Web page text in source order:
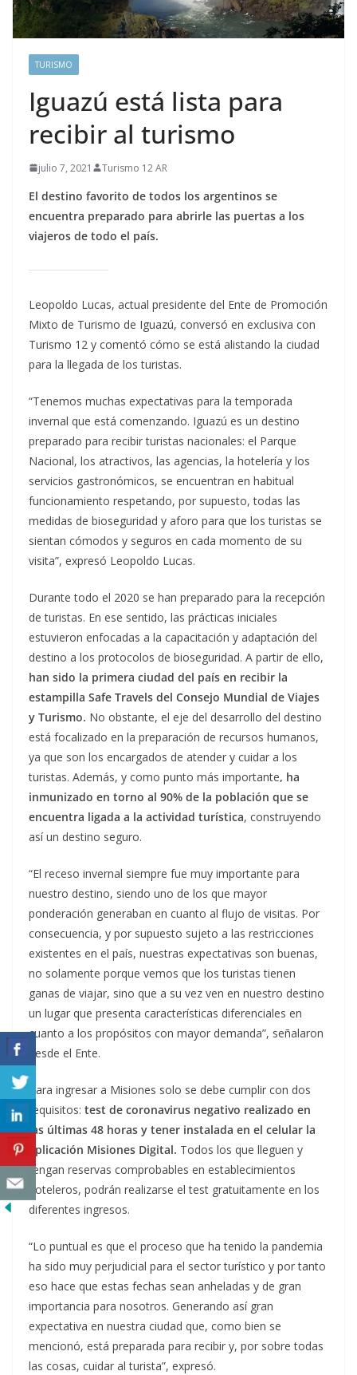
TURISMO
Iguazú está lista para
recibir al turismo
julio 7, 2021 Turismo 12 AR
El destino favorito de todos los argentinos se
encuentra preparado para abrirle las puertas a los
viajeros de todo el país.
Leopoldo Lucas, actual presidente del Ente de Promoción
Mixto de Turismo de Iguazú, conversó en exclusiva con
Turismo 12 y comentó cómo se está alistando la ciudad
para la llegada de los turistas.
“Tenemos muchas expectativas para la temporada
invernal que está comenzando. Iguazú es un destino
preparado para recibir turistas nacionales: el Parque
Nacional, los atractivos, las agencias, la hotelería y los
servicios gastronómicos, se encuentran en habitual
funcionamiento respetando, por supuesto, todas las
medidas de bioseguridad y aforo para que los turistas se
sientan cómodos y seguros en cada momento de su
visita”, expresó Leopoldo Lucas.
Durante todo el 2020 se han preparado para la recepción
de turistas. En ese sentido, las prácticas iniciales
estuvieron enfocadas a la capacitación y adaptación del
destino a los protocolos de bioseguridad. A partir de ello,
han sido la primera ciudad del país en recibir la
estampilla Safe Travels del Consejo Mundial de Viajes
y Turismo. No obstante, el eje del desarrollo del destino
está focalizado en la preparación de recursos humanos,
ya que son los encargados de atender y cuidar a los
turistas. Además, y como punto más importante, ha
inmunizado en torno al 90% de la población que se
encuentra ligada a la actividad turística, construyendo
así un destino seguro.
“El receso invernal siempre fue muy importante para
nuestro destino, siendo uno de los que mayor
ponderación generaban en cuanto al flujo de visitas. Por
consecuencia, y por supuesto sujeto a las restricciones
existentes en el país, nuestras expectativas son buenas,
no solamente porque vemos que los turistas tienen
ganas de viajar, sino que a su vez ven en nuestro destino
un lugar que presenta características diferenciales en
cuanto a los propósitos con mayor demanda”, señalaron
desde el Ente.
Para ingresar a Misiones solo se debe cumplir con dos
requisitos: test de coronavirus negativo realizado en
las últimas 48 horas y tener instalada en el celular la
aplicación Misiones Digital. Todos los que lleguen y
tengan reservas comprobables en establecimientos
hoteleros, podrán realizarse el test gratuitamente en los
diferentes ingresos.
“Lo puntual es que el proceso que ha tenido la pandemia
ha sido muy perjudicial para el sector turístico y por tanto
eso hace que estas fechas sean anheladas y de gran
importancia para nosotros. Generando así gran
expectativa en nuestra ciudad que, como bien se
mencionó, está preparada para recibir y, por sobre todas
las cosas, cuidar al turista”, expresó.